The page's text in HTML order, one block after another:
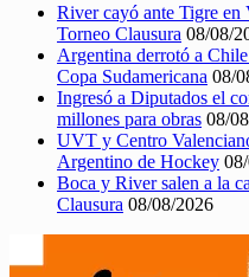
River cayó ante Tigre
Torneo Clausura 08/08/
Argentina derrotó a
Copa Sudamericana 08/
Ingresó a Diputados el
millones para obras 08/
UVT y Centro
Argentino de Hockey
Boca y River salen a la
Clausura 08/08/2026